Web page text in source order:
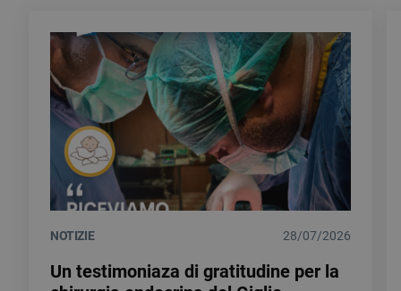
NOTIZIE 28/07/2026
Un testimoniaza di gratitudine per la